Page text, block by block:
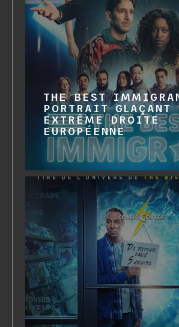
THE BEST
PORTRAIT GLAÇANT
EXTRÊME DROITE
EUROPÉENNE